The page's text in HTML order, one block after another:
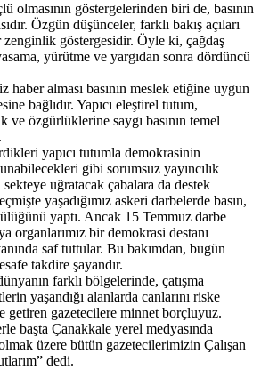
olmasının göstergelerinden biri de, basının
Özgün düşünceler, farklı bakış açıları
göstergesidir. Öyle ki, çağdaş
yürütme ve yargıdan sonra dördüncü
haber alması basının meslek etiğine uygun
bağlıdır. Yapıcı eleştirel tutum,
ve özgürlüklerine saygı basının temel
yapıcı tutumla demokrasinin
gibi sorumsuz yayıncılık
uğratacak çabalara da destek
yaşadığımız askeri darbelerde basın,
yaptı. Ancak 15 Temmuz darbe
organlarımız bir demokrasi destanı
saf tuttular. Bu bakımdan, bugün
takdire şayandır.
farklı bölgelerinde, çatışma
yaşandığı alanlarda canlarını riske
getiren gazetecilere minnet borçluyuz.
başta Çanakkale yerel medyasında
üzere bütün gazetecilerimizin Çalışan
dedi.